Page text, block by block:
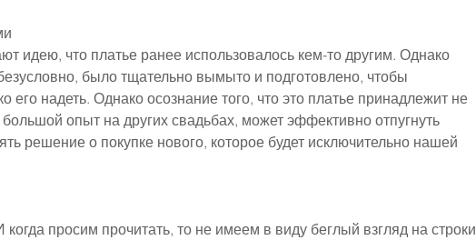
идею, что платье ранее использовалось кем-то другим. Однако
было тщательно вымыто и подготовлено, чтобы
его надеть. Однако осознание того, что это платье принадлежит не
опыт на других свадьбах, может эффективно отпугнуть
решение о покупке нового, которое будет исключительно нашей
когда просим прочитать, то не имеем в виду беглый взгляд на строки